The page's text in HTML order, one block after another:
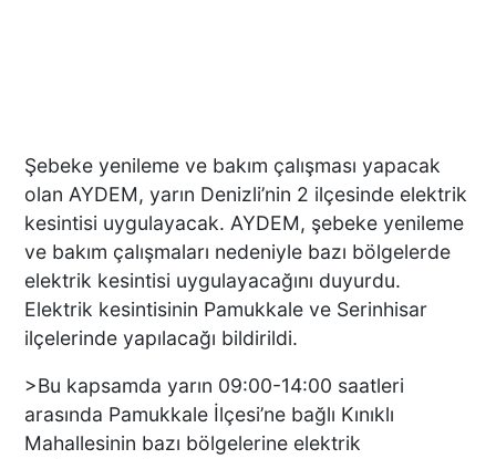
Şebeke yenileme ve bakım çalışması yapacak
olan AYDEM, yarın Denizli’nin 2 ilçesinde elektrik
kesintisi uygulayacak. AYDEM, şebeke yenileme
ve bakım çalışmaları nedeniyle bazı bölgelerde
elektrik kesintisi uygulayacağını duyurdu.
Elektrik kesintisinin Pamukkale ve Serinhisar
ilçelerinde yapılacağı bildirildi.
>Bu kapsamda yarın 09:00-14:00 saatleri
arasında Pamukkale İlçesi’ne bağlı Kınıklı
Mahallesinin bazı bölgelerine elektrik